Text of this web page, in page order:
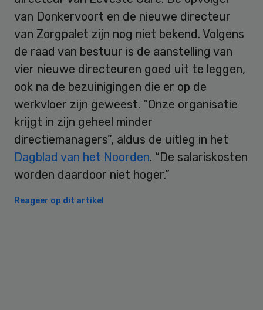
van Donkervoort en de nieuwe directeur
van Zorgpalet zijn nog niet bekend. Volgens
de raad van bestuur is de aanstelling van
vier nieuwe directeuren goed uit te leggen,
ook na de bezuinigingen die er op de
werkvloer zijn geweest. “Onze organisatie
krijgt in zijn geheel minder
directiemanagers”, aldus de uitleg in het
Dagblad van het Noorden. “De salariskosten
worden daardoor niet hoger.”
Reageer op dit artikel